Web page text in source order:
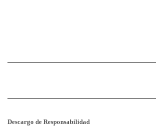
Descargo de Responsabilidad